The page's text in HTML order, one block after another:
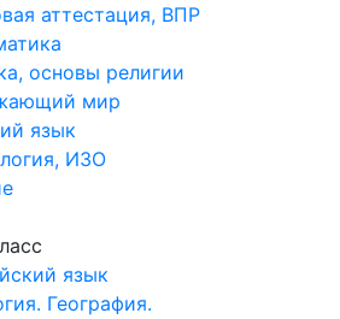
аттестация, ВПР
основы религии
мир
язык
ИЗО
язык
География.